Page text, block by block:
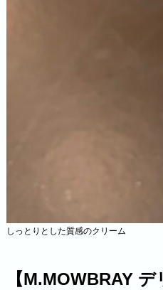
しっとりとした質感のクリーム
【M.MOWBRAY